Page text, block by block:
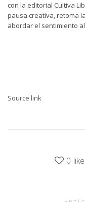
con la editorial Cultiva
pausa creativa, retoma
abordar el sentimiento
Source link
0